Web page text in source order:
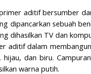
aditif bersumber
dipancarkan sebuah
dihasilkan TV dan
aditif dalam
hijau, dan biru.
warna putih.